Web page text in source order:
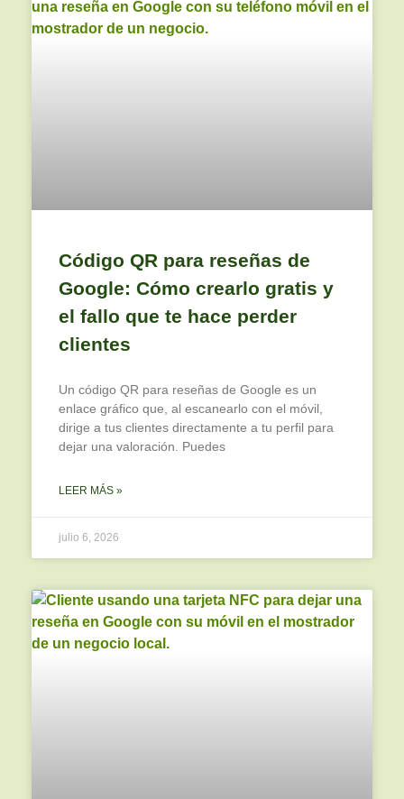
Código QR para reseñas de
Google: Cómo crearlo gratis y
el fallo que te hace perder
clientes
Un código QR para reseñas de Google es un
enlace gráfico que, al escanearlo con el móvil,
dirige a tus clientes directamente a tu perfil para
dejar una valoración. Puedes
LEER MÁS »
julio 6, 2026